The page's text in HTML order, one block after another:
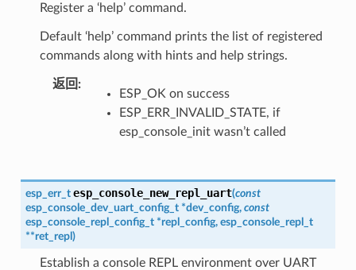
Register a ‘help’ command.
Default ‘help’ command prints the list of registered
commands along with hints and help strings.
返回
ESP_OK on success
ESP_ERR_INVALID_STATE, if
esp_console_init wasn’t called
esp_err_t esp_console_new_repl_uart(const
esp_console_dev_uart_config_t *dev_config, const
esp_console_repl_config_t *repl_config, esp_console_repl_t
**ret_repl )
Establish a console REPL environment over UART